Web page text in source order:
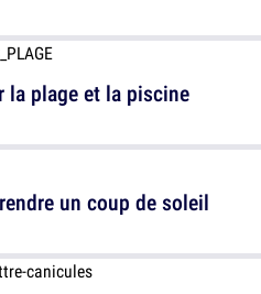
un coup de soleil
la plage et la piscine